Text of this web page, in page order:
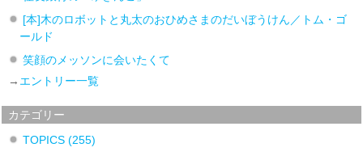
[本]木のロボットと丸太のおひめさまのだいぼうけん／トム・ゴ
ールド
笑顔のメッソンに会いたくて
→ エントリー一覧
カテゴリー
TOPICS (255)